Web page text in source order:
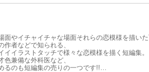
ャツを開かれ、露わになった胸に吸い付く唇。
やがて敏感なところへたどり着き…。
っかり覚えておくように」再会した教え子は、私
面やイチャイチャな場面それらの恋模様を描い
作者などで知られる、
イイラストタッチで様々な恋模様を描く短編集。
色兼備な外科医など、
るのも短編集の売りの一つです!!